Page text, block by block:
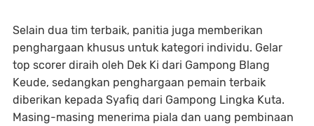
Selain dua tim terbaik, panitia juga memberikan
penghargaan khusus untuk kategori individu. Gelar
top scorer diraih oleh Dek Ki dari Gampong Blang
Keude, sedangkan penghargaan pemain terbaik
diberikan kepada Syafiq dari Gampong Lingka Kuta.
Masing-masing menerima piala dan uang pembinaan